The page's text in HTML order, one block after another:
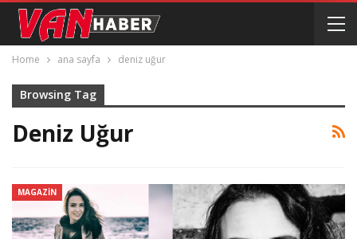
Home ana sayfa deniz uğur
Browsing Tag
Deniz Uğur
MAGAZIN